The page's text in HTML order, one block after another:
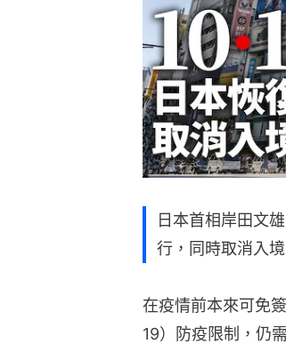
日本首相岸田文
行，同時取消入
在疫情前本來可免
19）防疫限制，仍